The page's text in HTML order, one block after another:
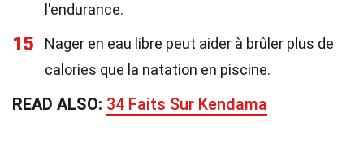
l'endurance.
15
Nager en eau libre peut aider à brûler plus de
calories que la natation en piscine.
READ ALSO: 34 Faits Sur Kendama